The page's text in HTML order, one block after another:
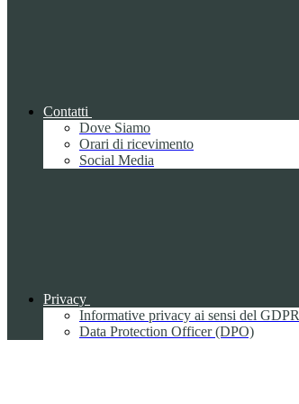
Contatti
Dove Siamo
Orari di ricevimento
Social Media
Privacy
Informative privacy ai sensi del GDPR
Data Protection Officer (DPO)